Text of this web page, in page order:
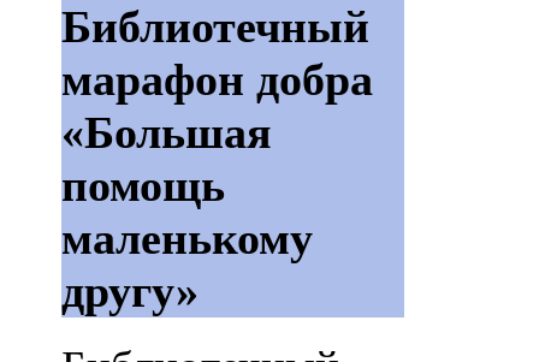
Библиотечный
марафон добра
«Большая
помощь
маленькому
другу»